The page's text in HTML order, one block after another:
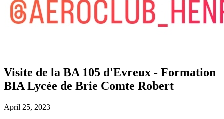
Visite de la BA 105 d'Evreux - Formation
BIA Lycée de Brie Comte Robert
April 25, 2023